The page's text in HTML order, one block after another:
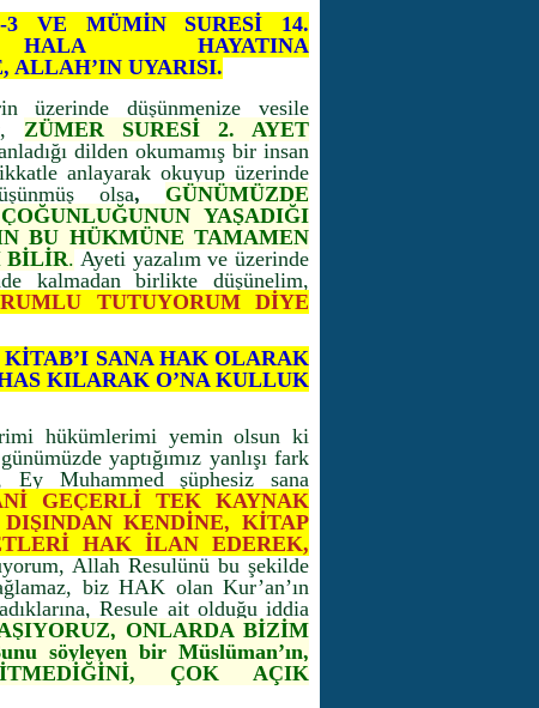
3 VE MÜMİN SURESİ 14.
HAYATINA
ALLAH’IN UYARISI.
üzerinde düşünmenize vesile
ZÜMER SURESİ 2. AYET
dilden okumamış bir insan
anlayarak okuyup üzerinde
olsa, GÜNÜMÜZDE
YAŞADIĞI
BU HÜKMÜNE TAMAMEN
BİLİR. Ayeti yazalım ve üzerinde
kalmadan birlikte düşünelim,
TUTUYORUM DİYE
SANA HAK OLARAK
KILARAK O’NA KULLUK
hükümlerimi yemin olsun ki
yaptığımız yanlışı fark
Muhammed şüphesiz sana
GEÇERLİ TEK KAYNAK
KENDİNE, KİTAP
HAK İLAN EDEREK,
Allah Resulünü bu şekilde
biz HAK olan Kur’an’ın
Resule ait olduğu iddia
ONLARDA BİZİM
söyleyen bir Müslüman’ın,
ÇOK AÇIK